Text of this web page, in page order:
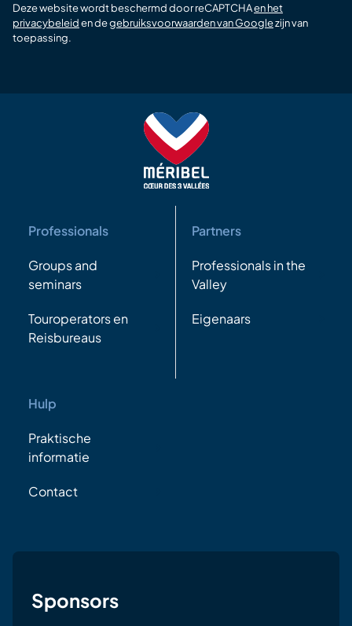
Deze website wordt beschermd door reCAPTCHAen het
privacybeleiden degebruiksvoorwaarden van Googlezijn van
toepassing.
Professionals
Groups and
seminars
Touroperators en
Reisbureaus
Partners
Professionals in the
Valley
Eigenaars
Hulp
Praktische
informatie
Contact
Sponsors